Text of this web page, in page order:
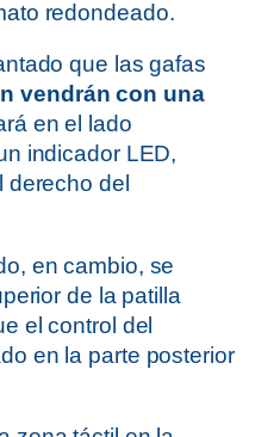
redondeado.
que las gafas
vendrán con una
en el lado
indicador LED,
derecho del
en cambio, se
de la patilla
el control del
en la parte posterior